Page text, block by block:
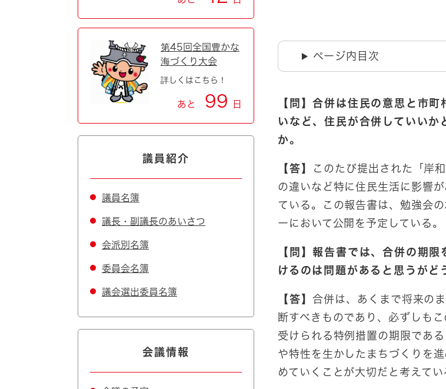
ページ内目次
【問】合併は住民の意思と市
いなど、住民が合併していい
か。
【答】
このたび提出された「岸
の違いなど特に住民生活に影響
ている。この報告書は、勉強会
ーにおいて公開を予定している。
【問】報告書では、合併の期
けるのは問題があると思うがど
【答】合併は、あくまで将来の
断すべきものであり、必ずしも
受けられる特例措置の期限であ
や特性を生かしたまちづくりを
めていくことが大切だと考えてい
第45回全国豊かな
海づくり大会
詳しくはこちら！
あと 99 日
議員紹介
議員名簿
議長・副議長のあいさつ
会派別名簿
委員会名簿
議会選出委員名簿
会議情報